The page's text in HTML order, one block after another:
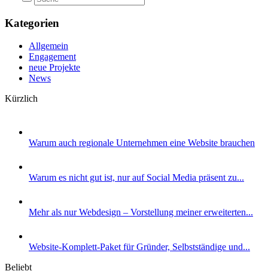
Kategorien
Allgemein
Engagement
neue Projekte
News
Kürzlich
Warum auch regionale Unternehmen eine Website brauchen
Warum es nicht gut ist, nur auf Social Media präsent zu...
Mehr als nur Webdesign – Vorstellung meiner erweiterten...
Website-Komplett-Paket für Gründer, Selbstständige und...
Beliebt